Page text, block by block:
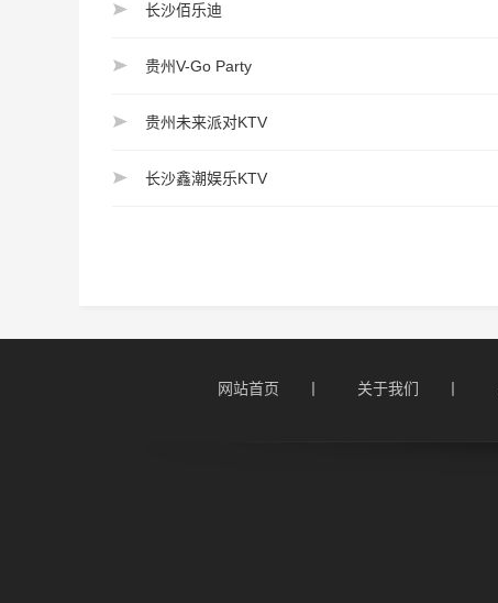
长沙佰乐迪
贵州V-Go Party
贵州未来派对KTV
长沙鑫潮娱乐KTV
网站首页      丨 关于我们      丨